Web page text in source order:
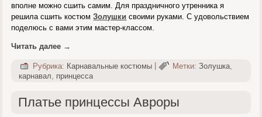
вполне можно сшить самим. Для праздничного утренника я
решила сшить костюмЗолушки своими руками. С удовольствием
поделюсь с вами этим мастер-классом.
Читать далее →
Рубрика: Карнавальные костюмы | Метки: Золушка
карнавал, принцесса
Платье принцессы Авроры